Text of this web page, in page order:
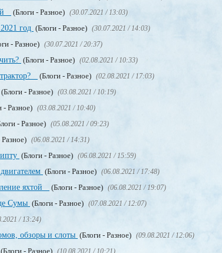
(Блоги - Разное) (30.07.2021 / 13:03)
год (Блоги - Разное) (30.07.2021 / 14:03)
- Разное) (30.07.2021 / 20:37)
(Блоги - Разное) (02.08.2021 / 10:33)
(Блоги - Разное) (02.08.2021 / 17:03)
(Блоги - Разное) (03.08.2021 / 10:19)
- Разное) (03.08.2021 / 10:40)
- Разное) (05.08.2021 / 09:23)
(06.08.2021 / 14:31)
(Блоги - Разное) (06.08.2021 / 15:59)
(Блоги - Разное) (06.08.2021 / 17:48)
яхтой (Блоги - Разное) (06.08.2021 / 19:07)
Сумы (Блоги - Разное) (07.08.2021 / 12:07)
/ 13:24)
обзоры и слоты (Блоги - Разное) (09.08.2021 / 12:06)
(Блоги - Разное)